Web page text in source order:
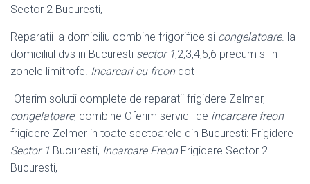
Sector 2 Bucuresti,
Reparatii la domiciliu combine frigorifice si congelatoare. la
domiciliul dvs in Bucuresti sector 1,2,3,4,5,6 precum si in
zonele limitrofe. Incarcari cu freondot
-Oferim solutii complete de reparatii frigidere Zelmer,
congelatoare, combine Oferim servicii de incarcare freon
frigidere Zelmer in toate sectoarele din Bucuresti: Frigidere
Sector 1 Bucuresti, Incarcare FreonFrigidere Sector 2
Bucuresti,